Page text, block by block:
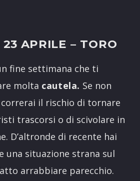
23 APRILE – TORO
fine settimana che ti
molta cautela. Se non
il rischio di tornare
trascorsi o di scivolare in
D’altronde di recente hai
una situazione strana sul
arrabbiare parecchio.